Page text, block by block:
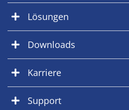
Lösungen
Downloads
Karriere
Support